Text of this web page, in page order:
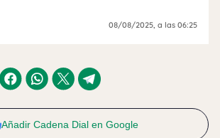
08/08/2025, a las 06:25
Añadir Cadena Dial en Google